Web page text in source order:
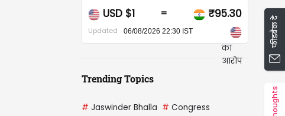
USD $1 = ₹95.30
Updated 06/08/2026 22:30 IST
Trending Topics
# Jaswinder Bhalla # Congress
फीडबैक दें
Thoughts